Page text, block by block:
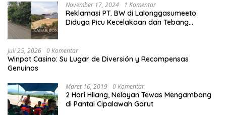
November 17, 2024 1 Komentar
Reklamasi PT. BW di Lalonggasumeeto
Diduga Picu Kecelakaan dan Tebang
Juli 25, 2026 0 Komentar
Winpot Casino: Su Lugar de Diversión y Recompensas
Genuinos
Maret 16, 2019 0 Komentar
2 Hari Hilang, Nelayan Tewas Mengambang
di Pantai Cipalawah Garut